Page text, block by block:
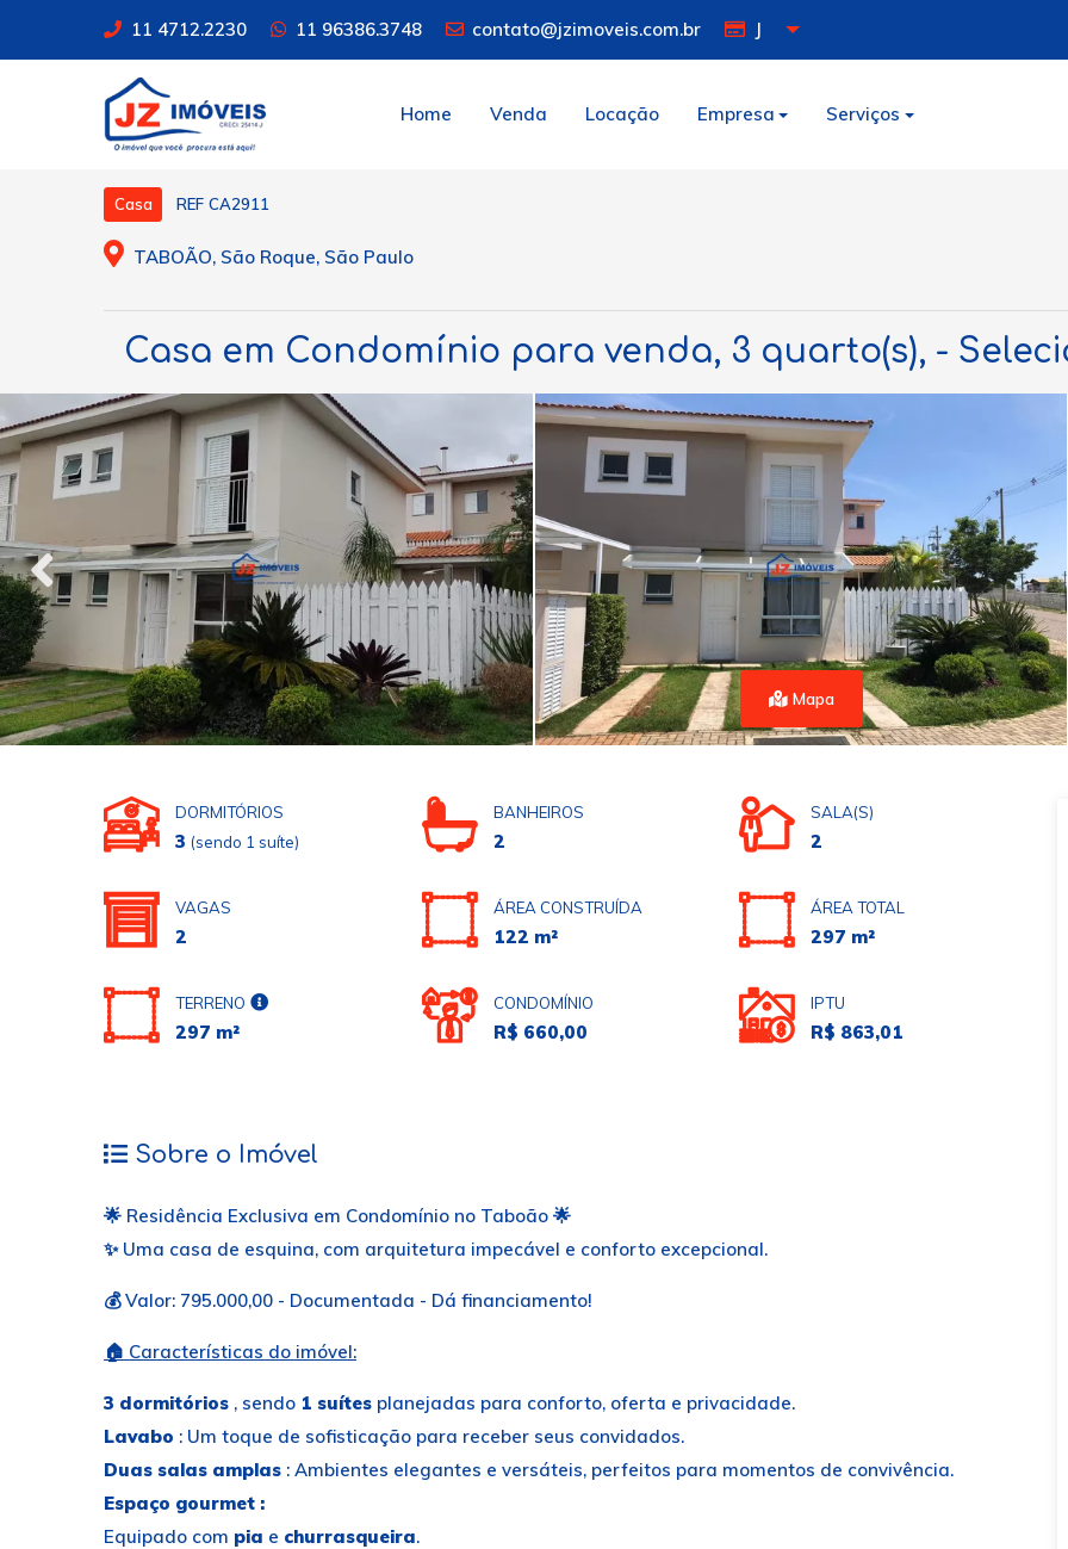
11 4712.2230 11 96386.3748 contato@jzimoveis.com.br J
Home Venda Locação Empresa Serviços
Casa REF CA2911
TABOÃO, São Roque, São Paulo
Casa em Condomínio para venda, 3 quarto(s), -
Mapa
DORMITÓRIOS
3 (sendo 1 suíte)
BANHEIROS
2
SALA(S)
2
VAGAS
2
ÁREA CONSTRUÍDA
122 m²
ÁREA TOTAL
297 m²
TERRENO
297 m²
CONDOMÍNIO
R$ 660,00
IPTU
R$ 863,01
Sobre o Imóvel
🌟 Residência Exclusiva em Condomínio no Taboão 🌟
✨ Uma casa de esquina, com arquitetura impecável e conforto excepcional.
💰 Valor: 795.000,00 - Documentada - Dá financiamento!
🏠 Características do imóvel:
3 dormitórios , sendo 1 suítes planejadas para conforto, oferta e privacidade.
Lavabo : Um toque de sofisticação para receber seus convidados.
Duas salas amplas : Ambientes elegantes e versáteis, perfeitos para momentos de convivência.
Espaço gourmet :
Equipado com pia e churrasqueira.